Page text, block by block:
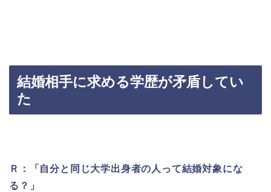
結婚相手に求める学歴が矛盾してい
た
Ｒ：「自分と同じ大学出身者の人って結婚対象にな
る？」